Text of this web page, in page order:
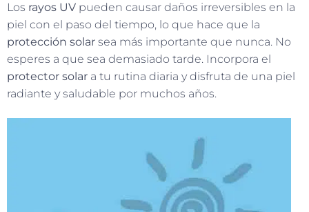
Los rayos UV pueden causar daños irreversibles en la
piel con el paso del tiempo, lo que hace que la
protección solar sea más importante que nunca. No
esperes a que sea demasiado tarde. Incorpora el
protector solar a tu rutina diaria y disfruta de una piel
radiante y saludable por muchos años.